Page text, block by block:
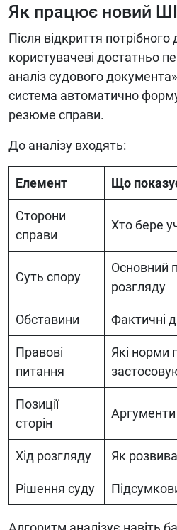
Як працює новий
Після відкриття
користувачеві достатньо
аналіз судового
система автоматично
резюме справи.
До аналізу входять:
Елемент Що
Сторони
справи
Хто бере
Суть спору
Основний
розгляду
Обставини Фактичні
Правові
питання
Які норми
Позиції
сторін
Аргументи
Хід розгляду Як
Рішення суду